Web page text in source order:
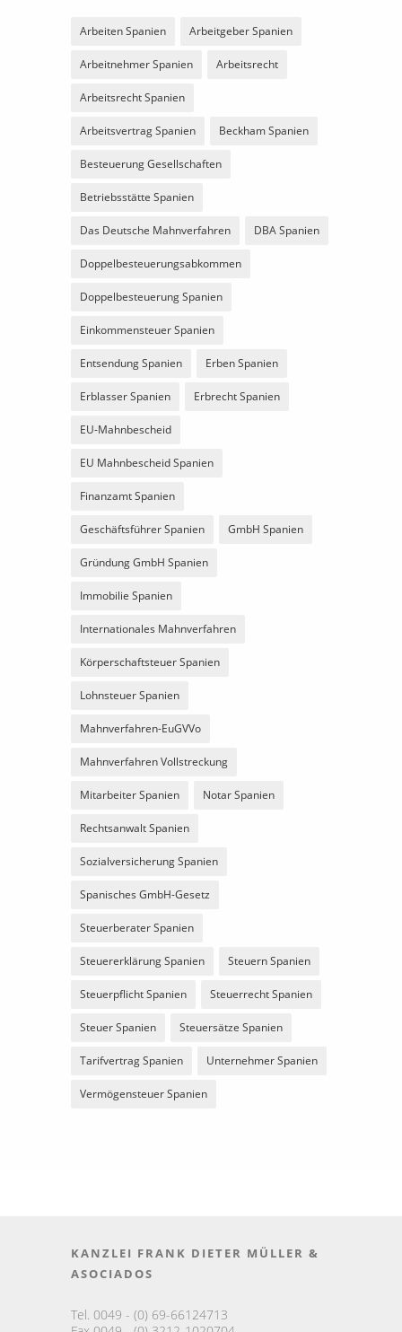
Arbeiten Spanien Arbeitgeber Spanien
Arbeitnehmer Spanien Arbeitsrecht
Arbeitsrecht Spanien
Arbeitsvertrag Spanien Beckham Spanien
Besteuerung Gesellschaften
Betriebsstätte Spanien
Das Deutsche Mahnverfahren DBA Spanien
Doppelbesteuerungsabkommen
Doppelbesteuerung Spanien
Einkommensteuer Spanien
Entsendung Spanien Erben Spanien
Erblasser Spanien Erbrecht Spanien
EU-Mahnbescheid
EU Mahnbescheid Spanien
Finanzamt Spanien
Geschäftsführer Spanien GmbH Spanien
Gründung GmbH Spanien
Immobilie Spanien
Internationales Mahnverfahren
Körperschaftsteuer Spanien
Lohnsteuer Spanien
Mahnverfahren-EuGVVo
Mahnverfahren Vollstreckung
Mitarbeiter Spanien Notar Spanien
Rechtsanwalt Spanien
Sozialversicherung Spanien
Spanisches GmbH-Gesetz
Steuerberater Spanien
Steuererklärung Spanien Steuern Spanien
Steuerpflicht Spanien Steuerrecht Spanien
Steuer Spanien Steuersätze Spanien
Tarifvertrag Spanien Unternehmer Spanien
Vermögensteuer Spanien
KANZLEI FRANK DIETER MÜLLER &
ASOCIADOS
Tel. 0049 - (0) 69-66124713